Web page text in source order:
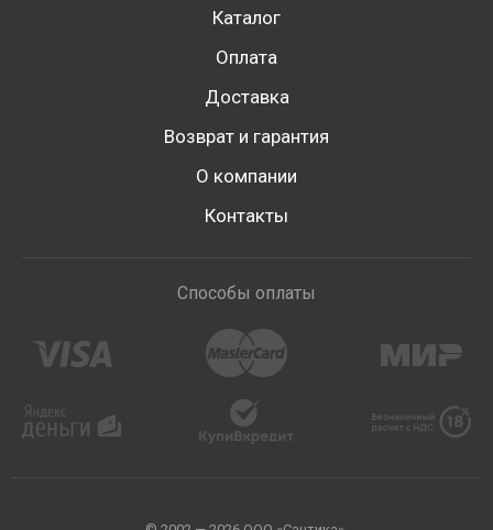
Каталог
Оплата
Доставка
Возврат и гарантия
О компании
Контакты
Способы оплаты